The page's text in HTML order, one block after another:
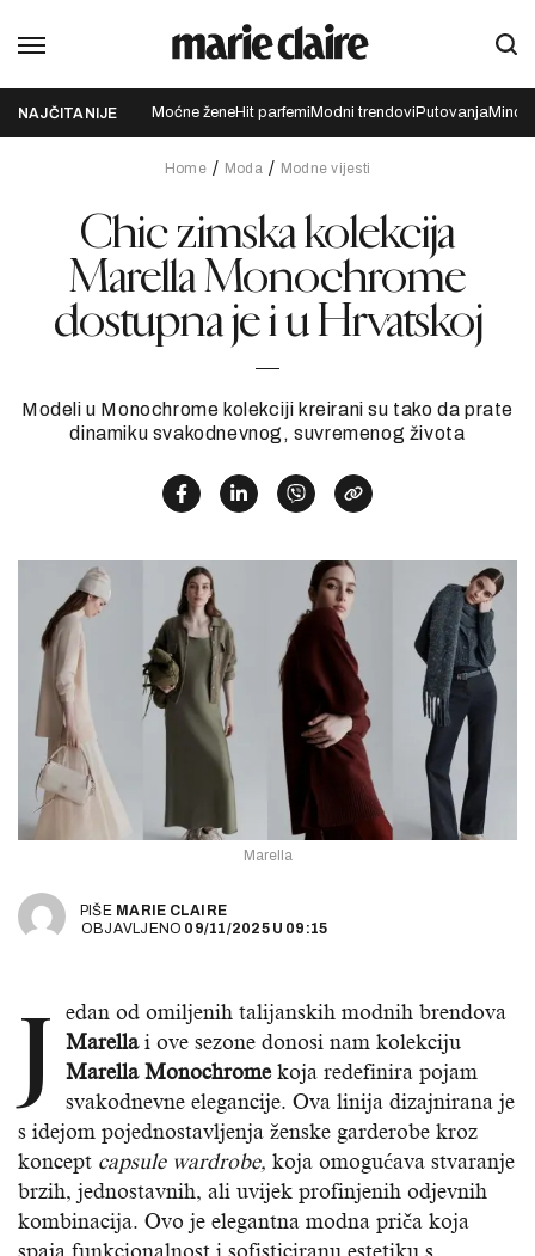
NAJČITANIJE Moćne ženeHit parfemi Modni trendovi Putovanja
Home Moda Modne vijesti
Chic zimska kolekcija
Marella Monochrome
dostupna je i u Hrvatskoj
Modeli u Monochrome kolekciji kreirani su tako da prate
dinamiku svakodnevnog, suvremenog života
Marella
PIŠE MARIE CLAIRE
OBJAVLJENO 09/11/2025 U 09:15
J
edan od omiljenih talijanskih modnih brendova
Marellai ove sezone donosi nam kolekciju
Marella Monochromekoja redefinira pojam
svakodnevne elegancije. Ova linija dizajnirana je
s idejom pojednostavljenja ženske garderobe kroz
koncept capsule wardrobe, koja omogućava stvaranje
brzih, jednostavnih, ali uvijek profinjenih odjevnih
kombinacija. Ovo je elegantna modna priča koja